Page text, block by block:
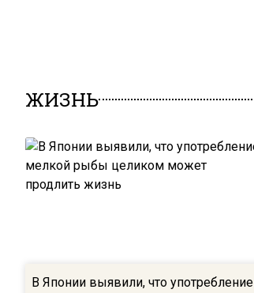
ЖИЗНЬ
В Японии выявили, что употребление